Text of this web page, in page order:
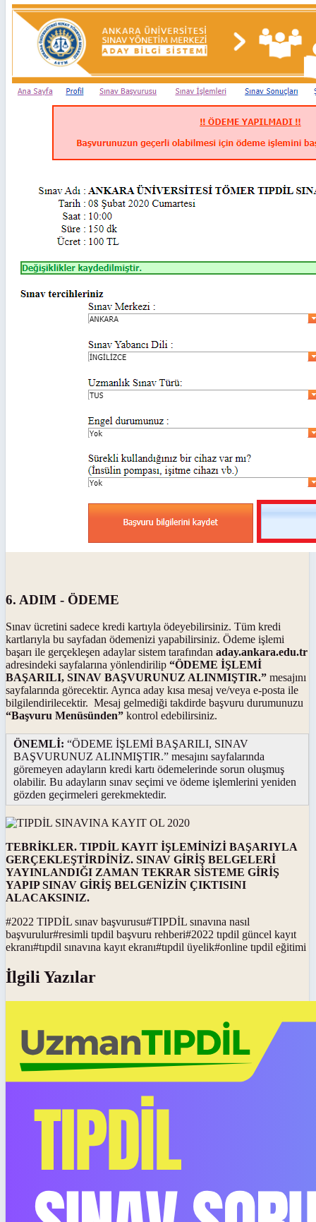
6. ADIM - ÖDEME
Sınav ücretini sadece kredi kartıyla ödeyebilirsiniz. Tüm kredi
kartlarıyla bu sayfadan ödemenizi yapabilirsiniz. Ödeme işlemi
başarı ile gerçekleşen adaylar sistem tarafından aday.ankara.edu.tr
adresindeki sayfalarına yönlendirilip “ÖDEME İŞLEMİ
BAŞARILI, SINAV BAŞVURUNUZ ALINMIŞTIR.” mesajını
sayfalarında görecektir. Ayrıca aday kısa mesaj ve/veya e-posta ile
bilgilendirilecektir. Mesaj gelmediği takdirde başvuru durumunuzu
“Başvuru Menüsünden” kontrol edebilirsiniz.
ÖNEMLİ: “ÖDEME İŞLEMİ BAŞARILI, SINAV
BAŞVURUNUZ ALINMIŞTIR.” mesajını sayfalarında
göremeyen adayların kredi kartı ödemelerinde sorun oluşmuş
olabilir. Bu adayların sınav seçimi ve ödeme işlemlerini yeniden
gözden geçirmeleri gerekmektedir.
TEBRİKLER. TIPDİL KAYIT İŞLEMİNİZİ BAŞARIYLA
GERÇEKLEŞTİRDİNİZ. SINAV GİRİŞ BELGELERİ
YAYINLANDIĞI ZAMAN TEKRAR SİSTEME GİRİŞ
YAPIP SINAV GİRİŞ BELGENİZİN ÇIKTISINI
ALACAKSINIZ.
#2022 TIPDİL sınav başvurusu#TIPDİL sınavına nasıl
başvurulur#resimli tıpdil başvuru rehberi#2022 tıpdil güncel kayıt
ekranı#tıpdil sınavına kayıt ekranı#tıpdil üyelik#online tıpdil eğitimi
İlgili Yazılar